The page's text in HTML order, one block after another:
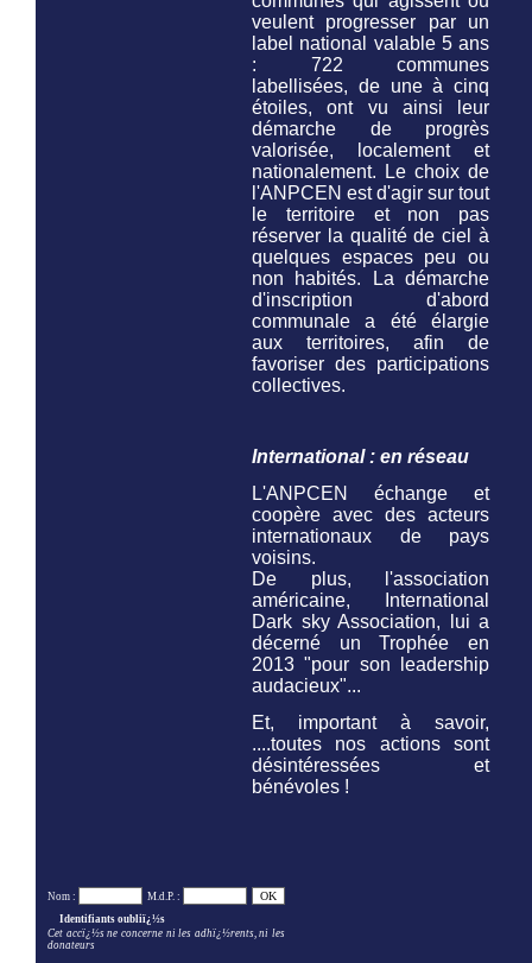
veulent progresser par un
label national valable 5 ans
: 722 communes
labellisées, de une à cinq
étoiles, ont vu ainsi leur
démarche de progrès
valorisée, localement et
nationalement. Le choix de
l'ANPCEN est d'agir sur tout
le territoire et non pas
réserver la qualité de ciel à
quelques espaces peu ou
non habités. La démarche
d'inscription d'abord
communale a été élargie
aux territoires, afin de
favoriser des participations
collectives.
International : en réseau
L'ANPCEN échange et
coopère avec des acteurs
internationaux de pays
voisins.
De plus, l'association
américaine,
International
Dark sky Association,
lui a
décerné un Trophée en
2013 "pour son leadership
audacieux"...
Et, important à savoir,
....toutes nos actions sont
désintéressées et
bénévoles !
Nom :
M.d.P. :
Identifiants oubliï¿½s
Cet accï¿½s ne concerne ni les adhï¿½rents, ni les
donateurs